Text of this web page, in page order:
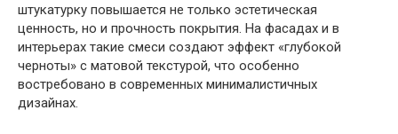
штукатурку повышается не только эстетическая
ценность, но и прочность покрытия. На фасадах и в
интерьерах такие смеси создают эффект «глубокой
черноты» с матовой текстурой, что особенно
востребовано в современных минималистичных
дизайнах.